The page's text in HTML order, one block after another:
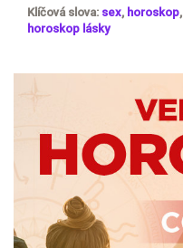
Klíčová slova: sex, horoskop,
horoskop lásky